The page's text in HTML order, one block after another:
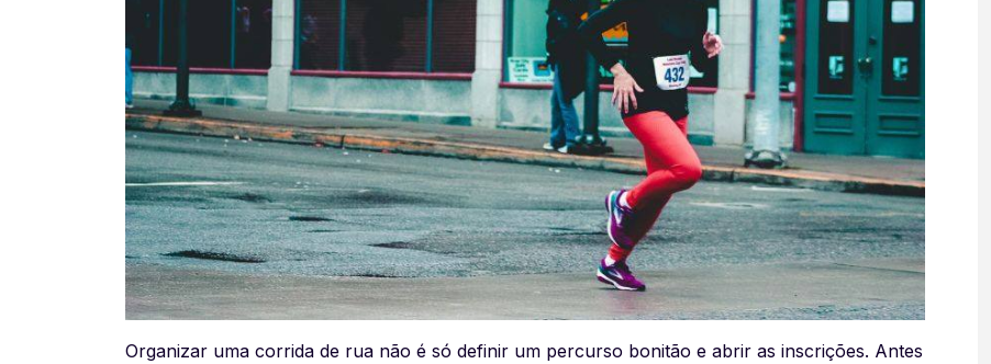
Organizar uma corrida de rua não é só definir um percurso bonitão e abrir as inscrições. Antes